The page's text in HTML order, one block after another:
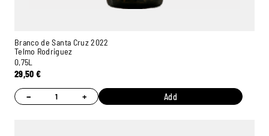
Branco de Santa Cruz 2022
Telmo Rodriguez
0,75L
29,50€
− + Add